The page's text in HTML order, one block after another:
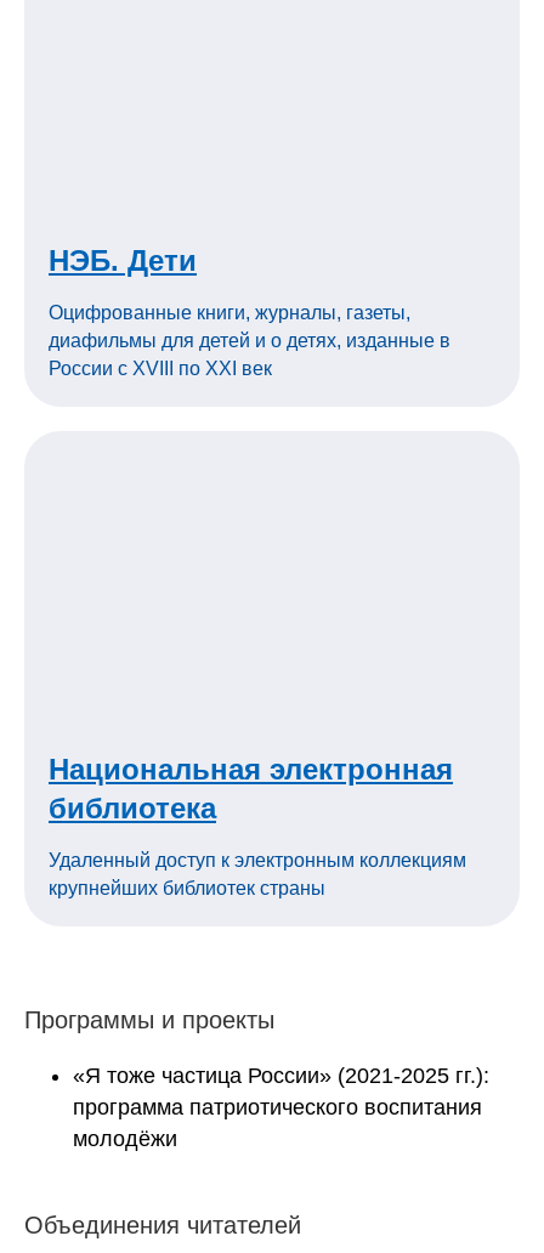
НЭБ. Дети
Оцифрованные книги, журналы, газеты,
диафильмы для детей и о детях, изданные в
России с XVIII по XXI век
Национальная электронная
библиотека
Удаленный доступ к электронным коллекциям
крупнейших библиотек страны
Программы и проекты
«Я тоже частица России» (2021-2025 гг.):
программа патриотического воспитания
молодёжи
Объединения читателей